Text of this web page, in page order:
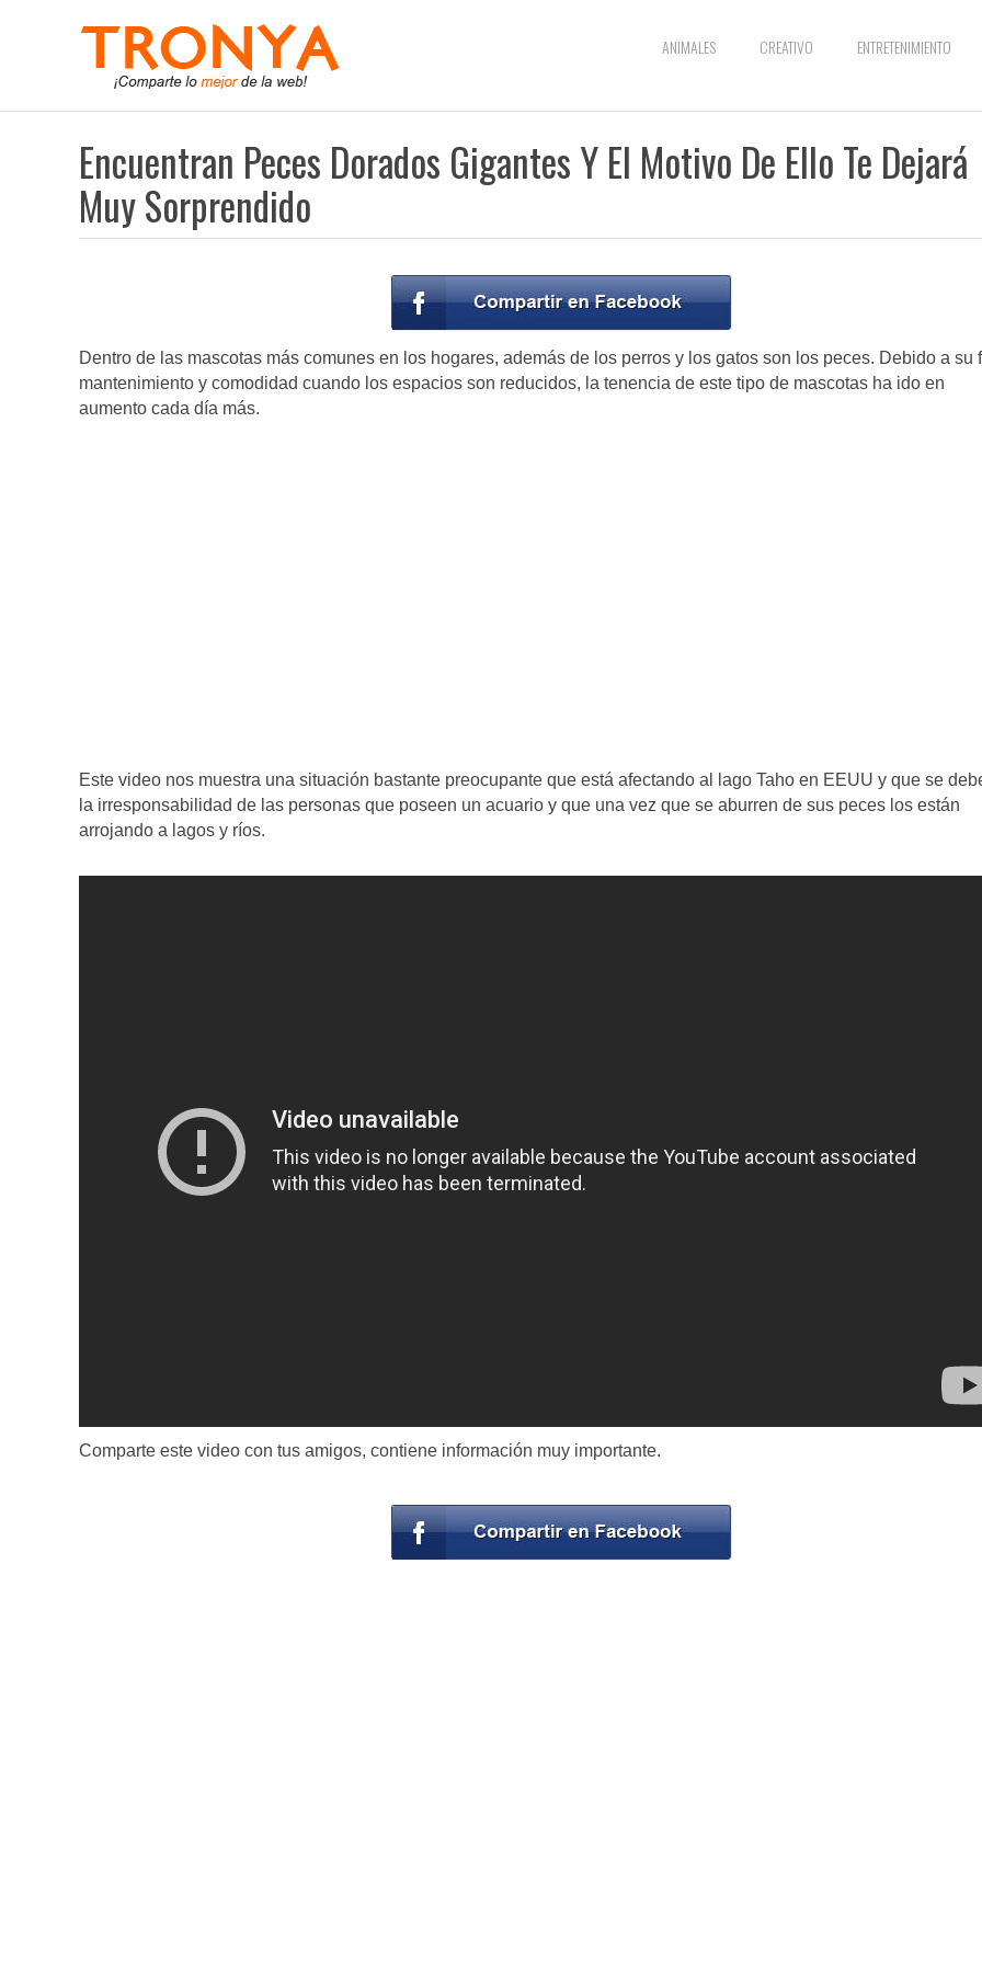
ANIMALES CREATIVO ENTRETENIMIENTO
Encuentran Peces Dorados Gigantes Y El Motivo De Ello Te Dejará
Muy Sorprendido
Dentro de las mascotas más comunes en los hogares, además de los perros y los gatos son los peces. Debido a su
mantenimiento y comodidad cuando los espacios son reducidos, la tenencia de este tipo de mascotas ha ido en
aumento cada día más.
Este video nos muestra una situación bastante preocupante que está afectando al lago Taho en EEUU y que se
la irresponsabilidad de las personas que poseen un acuario y que una vez que se aburren de sus peces los están
arrojando a lagos y ríos.
Comparte este video con tus amigos, contiene información muy importante.